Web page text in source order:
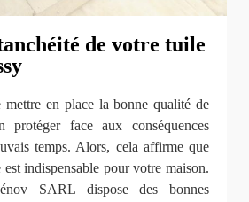
de votre tuile
en place la bonne qualité de
face aux conséquences
temps. Alors, cela affirme que
est indispensable pour votre maison.
SARL dispose des bonnes